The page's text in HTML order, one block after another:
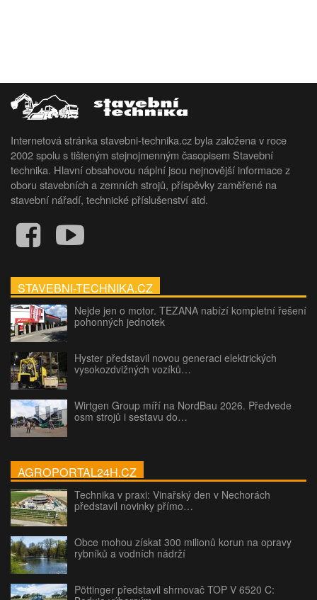
Internetová stránka stavebni-technika.cz byla založena v roce
2002 spolu s tišteným stejnojmenným časopisem Stavební
technika. Hlavní obsahovou náplní jsou nejnovější informace z
oboru stavebních a zemních strojů, příspěvky zaměřené na
stavební nářadí, technické příslušenství atd.
STAVEBNI-TECHNIKA.CZ
Nejde jen o motor. TEZANA nabízí kompletní řešení
pohonných jednotek
Hyster představil novou generaci elektrických
vysokozdvižných vozíků…
Wirtgen Group míří na NordBau 2026. Předvede
osm strojů i sestavu do…
AGROPORTAL24H.CZ
Technika v praxi: Vinařský den v Nechorách
představil novinky přímo…
Obce mohou získat 300 milionů korun na opravy
rybníků a vodních nádrží
Pöttinger představil shrnovač TOP V 6520 C: